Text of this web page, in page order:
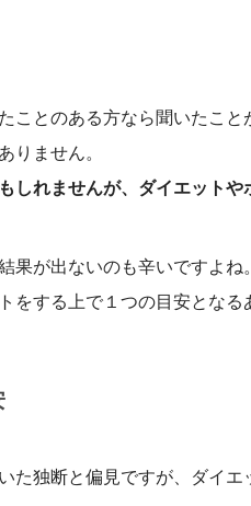
ことのある方なら聞いたこ
りません。
しれませんが、ダイエットや
果が出ないのも辛いですよね。
をする上で１つの目安となる
た独断と偏見ですが、ダイ